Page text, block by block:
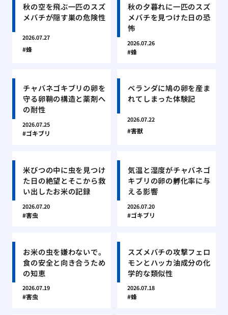
秋の空を飛ぶ一匹のスズ
メバチが隠す巣の危険性
2026.07.27
蜂
秋の夕暮れに一匹のスズ
メバチを見つけた日の恐
怖
2026.07.26
蜂
チャバネゴキブリの卵を
守る卵鞘の構造と薬剤へ
の耐性
2026.07.25
ゴキブリ
ベランダに鳩の卵を産ま
れてしまった体験記
2026.07.22
害獣
米びつの中に虫を見つけ
た日の絶望とそこから救
い出したお米の記録
2026.07.20
害虫
気温と湿度がチャバネゴ
キブリの卵の孵化率に与
える影響
2026.07.20
ゴキブリ
お米の虫を嫌わないで。
食の安全と向き合うため
の知恵
2026.07.19
害虫
スズメバチの攻撃フェロ
モンとハッカ油成分の化
学的な類似性
2026.07.18
蜂